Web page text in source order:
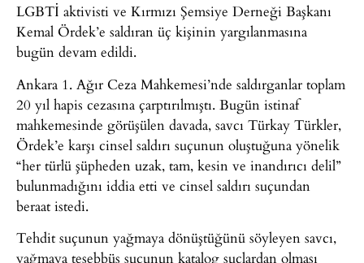
LGBTİ aktivisti ve Kırmızı Şemsiye Derneği Başkanı
Kemal Ördek’e saldıran üç kişinin yargılanmasına
bugün devam edildi.
Ankara 1. Ağır Ceza Mahkemesi’nde saldırganlar toplam
20 yıl hapis cezasına çarptırılmıştı. Bugün istinaf
mahkemesinde görüşülen davada, savcı Türkay Türkler,
Ördek’e karşı cinsel saldırı suçunun oluştuğuna yönelik
“her türlü şüpheden uzak, tam, kesin ve inandırıcı delil”
bulunmadığını iddia etti ve cinsel saldırı suçundan
beraat istedi.
Tehdit suçunun yağmaya dönüştüğünü söyleyen savcı,
yağmaya teşebbüs suçunun katalog suçlardan olması